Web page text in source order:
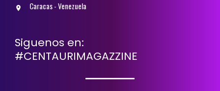
Caracas - Venezuela
Siguenos en:
#CENTAURIMAGAZZINE